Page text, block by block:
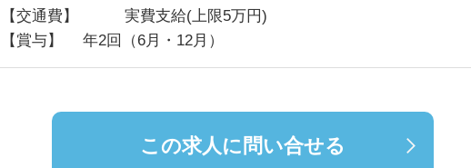
【交通費】 実費支給(上限5万円)
【賞与】 年2回（6月・12月）
この求人に問い合せる